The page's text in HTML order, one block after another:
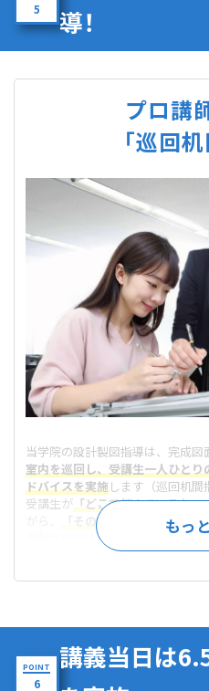
5
導！
プロ講
「巡回
当学院の設計製図指導は、完成図
室内を巡回し、受講生一人ひと
ドバイスを実施 します（巡回机間
受講生が 「どこで悩んでいるか
「その場」「その時に」し
添削だけではわからない
作図途
でき、圧倒的に効率よく実力を伸
POINT
6
講義当日は